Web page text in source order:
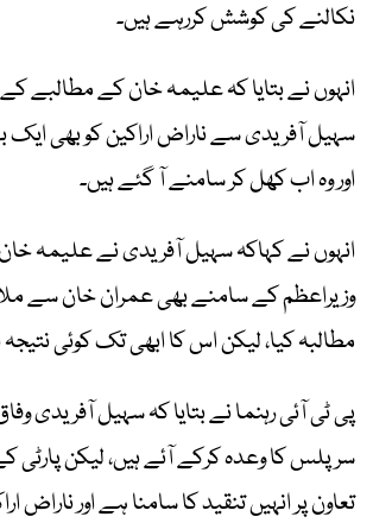
نکالنے کی کوشش کررہے ہیں۔
انہوں نے بتایا کہ علیمہ خان کے مطالبے
سہیل آفریدی سے ناراض اراکین کو بھی ایک
اور وہ اب کھل کر سامنے آ گئے ہیں۔
انہوں نے کہاکہ سہیل آفریدی نے علیمہ
وزیراعظم کے سامنے بھی عمران خان سے
مطالبہ کیا، لیکن اس کا ابھی تک کوئی نتیجہ
پی ٹی آئی رہنما نے بتایا کہ سہیل آفریدی
سرپلس کا وعدہ کرکے آئے ہیں، لیکن پارٹی
تعاون پر انہیں تنقید کا سامنا ہے اور